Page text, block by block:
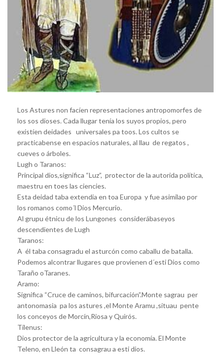
Los Astures non facíen representaciones antropomorfes de
los sos dioses. Cada llugar tenía los suyos propios, pero
existíen deidades universales pa toos. Los cultos se
practicabense en espacios naturales, al llau de regatos ,
cueves o árboles.
Lugh o Taranos:
Principal dios,significa “Luz”, protector de la autorida política,
maestru en toes las ciencies.
Esta deidad taba extendia en toa Europa y fue asimilao por
los romanos como´l Dios Mercurio.
Al grupu étnicu de los Lungones considerábaseyos
descendientes de Lugh
Taranos:
A él taba consagradu el asturcón como caballu de batalla.
Podemos alcontrar llugares que provienen d´esti Dios como
Taraño oTaranes.
Aramo:
Significa “Cruce de caminos, bifurcación”.Monte sagrau per
antonomasia pa los astures ,el Monte Aramu ,situau pente
los conceyos de Morcín,Riosa y Quirós.
Tilenus:
Dios protector de la agricultura y la economía. El Monte
Teleno, en Lleón ta consagrau a esti dios.